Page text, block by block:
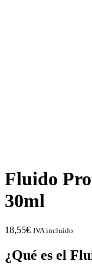
Fluido
30ml
18,55€ IVA incluido
¿Qué es el